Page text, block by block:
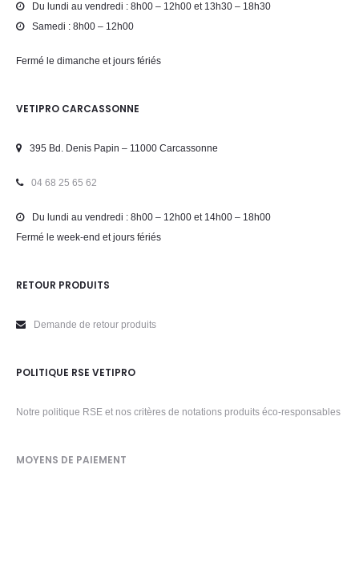
Du lundi au vendredi : 8h00 – 12h00 et 13h30 – 18h30
Samedi : 8h00 – 12h00
Fermé le dimanche et jours fériés
VETIPRO CARCASSONNE
395 Bd. Denis Papin – 11000 Carcassonne
04 68 25 65 62
Du lundi au vendredi : 8h00 – 12h00 et 14h00 – 18h00
Fermé le week-end et jours fériés
RETOUR PRODUITS
Demande de retour produits
POLITIQUE RSE VETIPRO
Notre politique RSE et nos critères de notations produits éco-responsables
MOYENS DE PAIEMENT